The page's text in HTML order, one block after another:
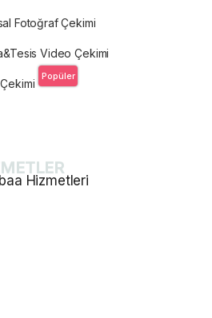
Fotoğraf Çekimi
Video Çekimi
Popüler
Hizmetleri